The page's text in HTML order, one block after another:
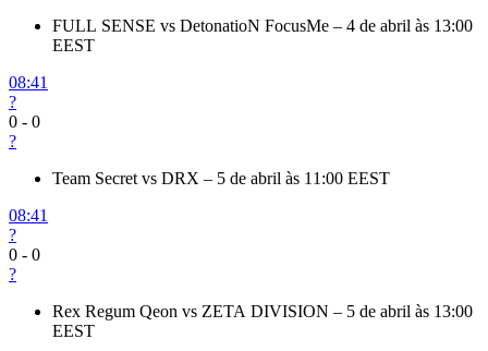
FULL SENSE vs DetonatioN FocusMe – 4 de abril às 13:00
EEST
08:41
?
0 - 0
?
Team Secret vs DRX – 5 de abril às 11:00 EEST
08:41
?
0 - 0
?
Rex Regum Qeon vs ZETA DIVISION – 5 de abril às 13:00
EEST